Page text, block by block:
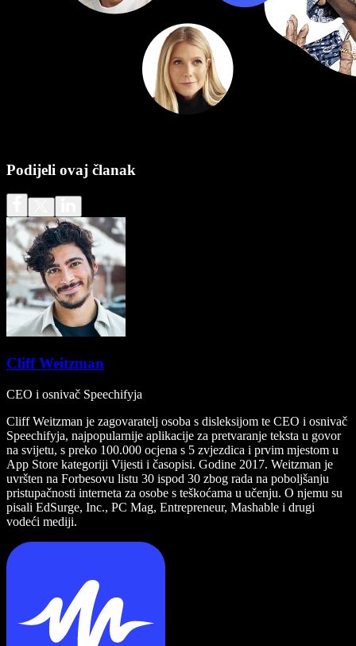
Podijeli ovaj članak
Cliff Weitzman
CEO i osnivač Speechifyja
Cliff Weitzman je zagovaratelj osoba s disleksijom te CEO i osnivač
Speechifyja, najpopularnije aplikacije za pretvaranje teksta u govor
na svijetu, s preko 100.000 ocjena s 5 zvjezdica i prvim mjestom u
App Store kategoriji Vijesti i časopisi. Godine 2017. Weitzman je
uvršten na Forbesovu listu 30 ispod 30 zbog rada na poboljšanju
pristupačnosti interneta za osobe s teškoćama u učenju. O njemu su
pisali EdSurge, Inc., PC Mag, Entrepreneur, Mashable i drugi
vodeći mediji.